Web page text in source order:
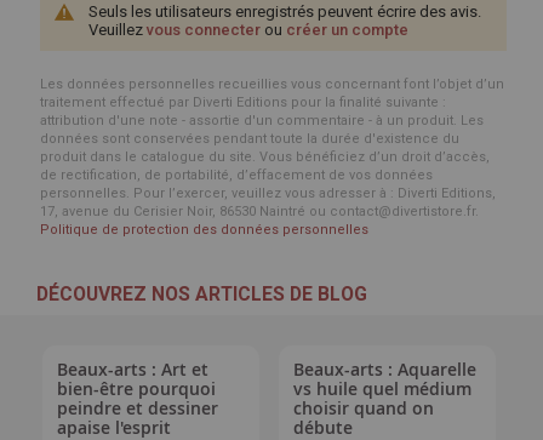
Seuls les utilisateurs enregistrés peuvent écrire des avis.
Veuillez vous connecter ou créer un compte
Les données personnelles recueillies vous concernant font l’objet d’un
traitement effectué par Diverti Editions pour la finalité suivante :
attribution d'une note - assortie d'un commentaire - à un produit. Les
données sont conservées pendant toute la durée d'existence du
produit dans le catalogue du site. Vous bénéficiez d’un droit d’accès,
de rectification, de portabilité, d’effacement de vos données
personnelles. Pour l’exercer, veuillez vous adresser à : Diverti Editions,
17, avenue du Cerisier Noir, 86530 Naintré ou contact@divertistore.fr.
Politique de protection des données personnelles
DÉCOUVREZ NOS ARTICLES DE BLOG
Beaux-arts : Art et
bien-être pourquoi
peindre et dessiner
apaise l'esprit
Beaux-arts : Aquarelle
vs huile quel médium
choisir quand on
débute